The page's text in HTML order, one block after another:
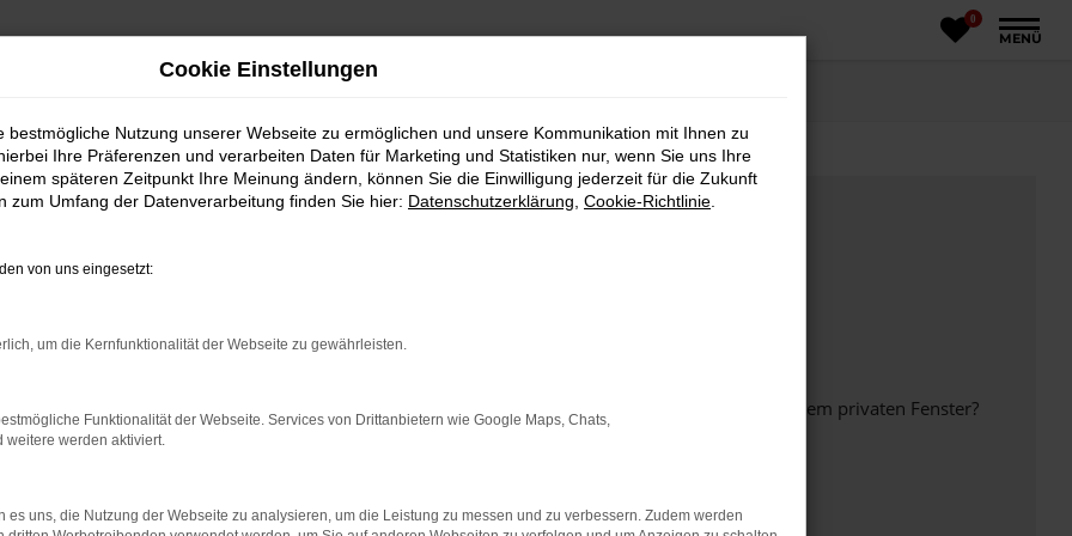
0
MENÜ
bestimmter Seiten verhindern. Funktioniert die Seite in einem anderen Browser oder in einem privaten Fenster?
beheben.
auf dem neuesten Stand sind.
kann auch dazu führen, dass bestimmte Funktionen nicht mehr unterstützt werden.
Cookie Einstellungen
bestmögliche Nutzung unserer Webseite zu ermöglichen und unsere Kommunikation mit Ihnen zu
Ihre Präferenzen und verarbeiten Daten für Marketing und Statistiken nur, wenn Sie uns Ihre
späteren Zeitpunkt Ihre Meinung ändern, können Sie die Einwilligung jederzeit für die Zukunft
zum Umfang der Datenverarbeitung finden Sie hier: Datenschutzerklärung Cookie-Richtlinie
von uns eingesetzt:
um die Kernfunktionalität der Webseite zu gewährleisten.
Funktionalität der Webseite. Services von Drittanbietern wie Google Maps, Chats,
weitere werden aktiviert.
es uns, die Nutzung der Webseite zu analysieren, um die Leistung zu messen und zu verbessern. Zudem werden